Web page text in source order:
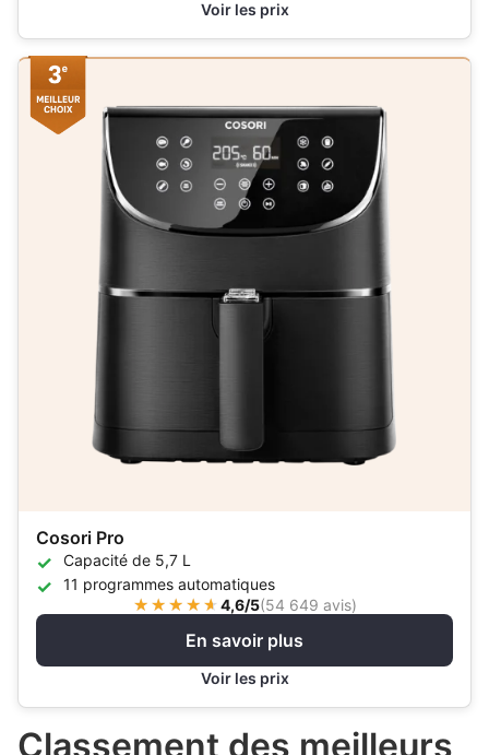
Voir les prix
Cosori Pro
Capacité de 5,7 L
11 programmes automatiques
4,6/5(54 649 avis)
En savoir plus
Voir les prix
Classement des meilleurs